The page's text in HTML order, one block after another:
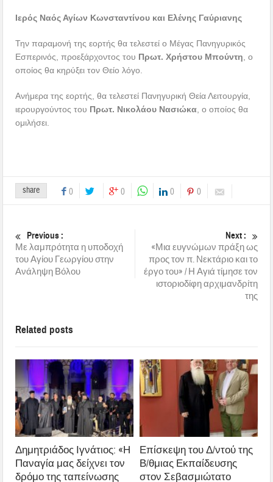
Ιερός Ναός Αγίων Κωνσταντίνου και Ελένης Γαύριανης
Την παραμονή της εορτής θα τελεστεί ο Μέγας Πανηγυρικός
Εσπερινός, προεξάρχοντος του Πρωτ. Χρήστου Μπούντη , ο
οποίος θα κηρύξει τον Θείο λόγο.
Ανήμερα της εορτής, θα τελεστεί Πανηγυρική Θεία Λειτουργία,
ιερουργούντος του Πρωτ. Νικολάου Νασιώκα , ο οποίος θα
ομιλήσει.
share 0 0 0 0
Previous :
Με λαμπρότητα η υποδοχή
του Αγίου Γεωργίου στην
Ανάληψη Βόλου
Next :
«Μια ευγνώμων πράξη ως
προς τον π. Νεκτάριο και το
έργο του» / Η Αγιά τίμησε τον
ιστοριοδίφη αρχιμανδρίτη
της
Related posts
Δημητριάδος Ιγνάτιος: «Η
Παναγία μας δείχνει τον
δρόμο της ταπείνωσης
Επίσκεψη του Δ/ντού της
Β/θμιας Εκπαίδευσης
στον Σεβασμιώτατο